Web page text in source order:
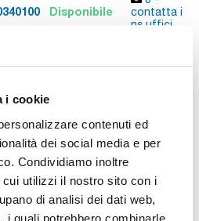
i cookie
contenuti ed
dei social media e per
Condividiamo inoltre
utilizzi il nostro sito con i
di analisi dei dati web,
i quali potrebbero combinarle
Disponibile
contatta i
ns.uffici
90